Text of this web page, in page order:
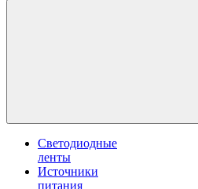
Светодиодные
ленты
Источники
питания